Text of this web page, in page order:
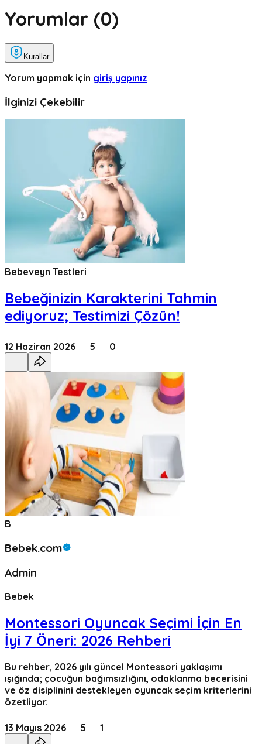
Yorumlar (0)
Kurallar
Yorum yapmak için giriş yapınız
İlginizi Çekebilir
Bebeveyn Testleri
Bebeğinizin Karakterini Tahmin
ediyoruz; Testimizi Çözün!
12 Haziran 2026 5 0
B
Bebek.com
Admin
Bebek
Montessori Oyuncak Seçimi İçin En
İyi 7 Öneri: 2026 Rehberi
Bu rehber, 2026 yılı güncel Montessori yaklaşımı
ışığında; çocuğun bağımsızlığını, odaklanma becerisini
ve öz disiplinini destekleyen oyuncak seçim kriterlerini
özetliyor.
13 Mayıs 2026 5 1